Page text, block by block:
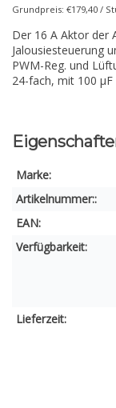
Grundpreis: €179,40 /
Der 16 A Aktor der
Jalousiesteuerung
PWM-Reg. und
24-fach, mit 100
Marke:
Artikelnummer::
EAN:
Verfügbarkeit:
Lieferzeit: